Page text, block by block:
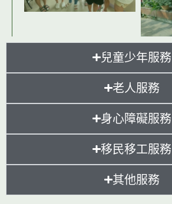
兒童少年服務
老人服務
身心障礙服務
移民移工服務
其他服務